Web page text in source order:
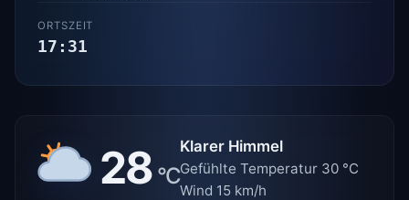
ORTSZEIT
17:31
28 °C
Klarer Himmel
Gefühlte Temperatur 30 °C
Wind 15 km/h